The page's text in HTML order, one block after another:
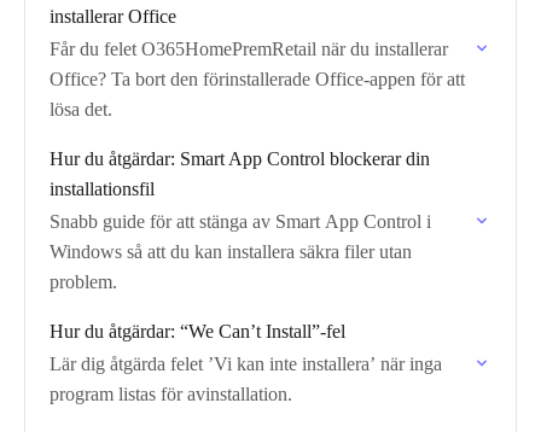
installerar Office
Får du felet O365HomePremRetail när du installerar
Office? Ta bort den förinstallerade Office-appen för att
lösa det.
Hur du åtgärdar: Smart App Control blockerar din
installationsfil
Snabb guide för att stänga av Smart App Control i
Windows så att du kan installera säkra filer utan
problem.
Hur du åtgärdar: “We Can’t Install”-fel
Lär dig åtgärda felet ’Vi kan inte installera’ när inga
program listas för avinstallation.